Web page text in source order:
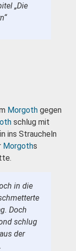
„Die
Morgoth gegen
schlug mit
ins Straucheln
Morgoths
in die
Doch
schlug
der